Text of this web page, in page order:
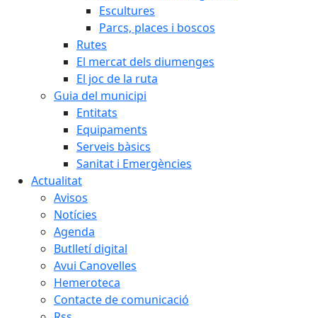
Escultures
Parcs, places i boscos
Rutes
El mercat dels diumenges
El joc de la ruta
Guia del municipi
Entitats
Equipaments
Serveis bàsics
Sanitat i Emergències
Actualitat
Avisos
Notícies
Agenda
Butlletí digital
Avui Canovelles
Hemeroteca
Contacte de comunicació